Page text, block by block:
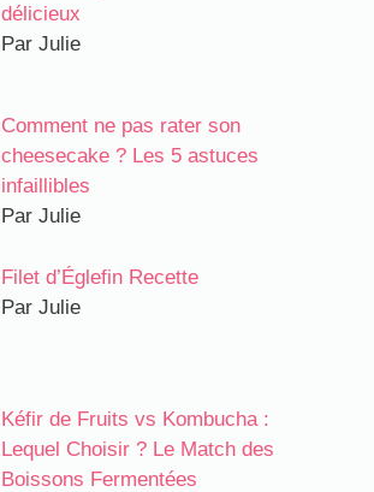
délicieux
Par Julie
Comment ne pas rater son
cheesecake ? Les 5 astuces
infaillibles
Par Julie
Filet d’Églefin Recette
Par Julie
Kéfir de Fruits vs Kombucha :
Lequel Choisir ? Le Match des
Boissons Fermentées